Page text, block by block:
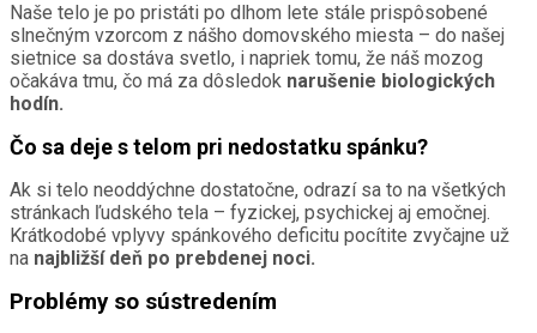
Naše telo je po pristáti po dlhom lete stále prispôsobené
slnečným vzorcom z nášho domovského miesta – do našej
sietnice sa dostáva svetlo, i napriek tomu, že náš mozog
očakáva tmu, čo má za dôsledok narušenie biologických
hodín.
Čo sa deje s telom pri nedostatku spánku?
Ak si telo neoddýchne dostatočne, odrazí sa to na všetkých
stránkach ľudského tela – fyzickej, psychickej aj emočnej.
Krátkodobé vplyvy spánkového deficitu pocítite zvyčajne už
na najbližší deň po prebdenej noci.
Problémy so sústredením